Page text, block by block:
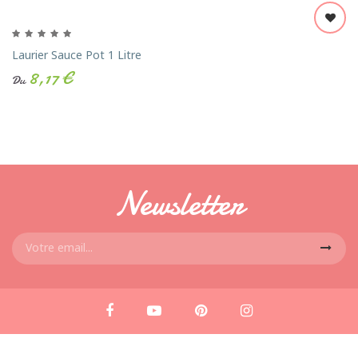
Laurier Sauce Pot 1 Litre
Du 8,17 €
Newsletter